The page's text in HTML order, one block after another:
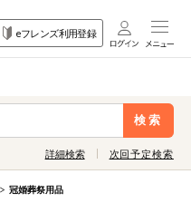
eフレンズ利用登録
検索
目的
から探す
詳細検索
目に条件を指定しなくて
次回予定検索
冠婚葬祭用品